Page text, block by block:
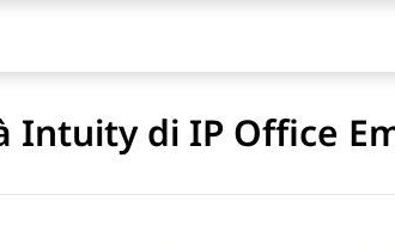
Intuity di IP Office